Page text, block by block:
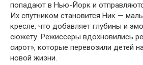
попадают в Нью-Йорк и
Их спутником становится Ник —
кресле, что добавляет глубины и
сюжету. Режиссеры вдохновились
сирот», которые перевозили детей
новой жизни.